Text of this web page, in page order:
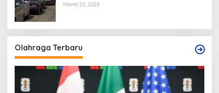
Maret 22, 2023
Olahraga Terbaru